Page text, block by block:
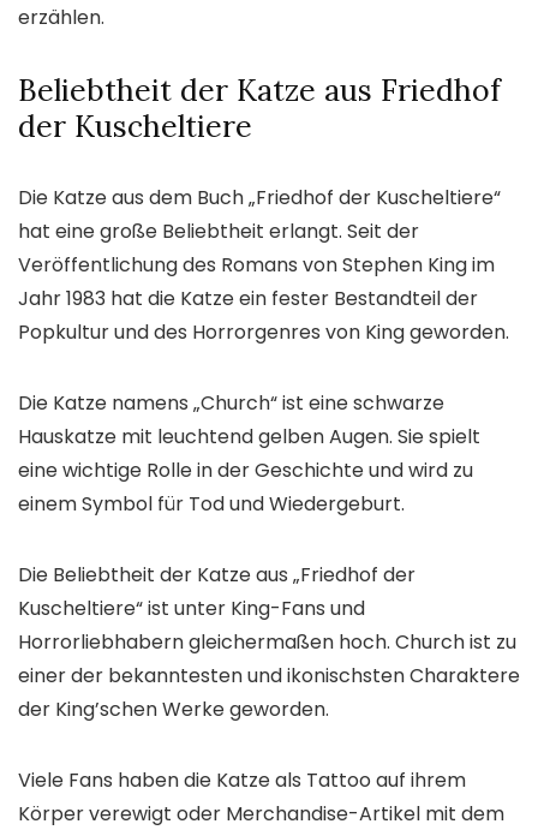
erzählen.
Beliebtheit der Katze aus Friedhof
der Kuscheltiere
Die Katze aus dem Buch „Friedhof der Kuscheltiere“
hat eine große Beliebtheit erlangt. Seit der
Veröffentlichung des Romans von Stephen King im
Jahr 1983 hat die Katze ein fester Bestandteil der
Popkultur und des Horrorgenres von King geworden.
Die Katze namens „Church“ ist eine schwarze
Hauskatze mit leuchtend gelben Augen. Sie spielt
eine wichtige Rolle in der Geschichte und wird zu
einem Symbol für Tod und Wiedergeburt.
Die Beliebtheit der Katze aus „Friedhof der
Kuscheltiere“ ist unter King-Fans und
Horrorliebhabern gleichermaßen hoch. Church ist zu
einer der bekanntesten und ikonischsten Charaktere
der King’schen Werke geworden.
Viele Fans haben die Katze als Tattoo auf ihrem
Körper verewigt oder Merchandise-Artikel mit dem